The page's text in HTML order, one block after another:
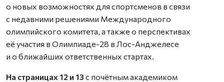
о новых возможностях для спортсменов в связи
с недавними решениями Международного
олимпийского комитета, а также о перспективах
её участия в Олимпиаде-28 в Лос-Анджелесе
и о ближайших ответственных стартах.
На страницах 12 и 13 с почётным академиком